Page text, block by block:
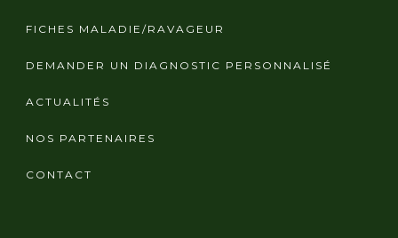
FICHES MALADIE/RAVAGEUR
DEMANDER UN DIAGNOSTIC PERSONNALISÉ
ACTUALITÉS
NOS PARTENAIRES
CONTACT